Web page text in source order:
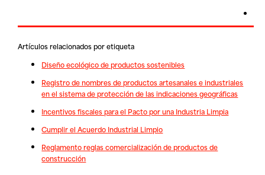
Artículos relacionados por etiqueta
Diseño ecológico de productos sostenibles
Registro de nombres de productos artesanales e industriales
en el sistema de protección de las indicaciones geográficas
Incentivos fiscales para el Pacto por una Industria Limpia
Cumplir el Acuerdo Industrial Limpio
Reglamento reglas comercialización de productos de
construcción